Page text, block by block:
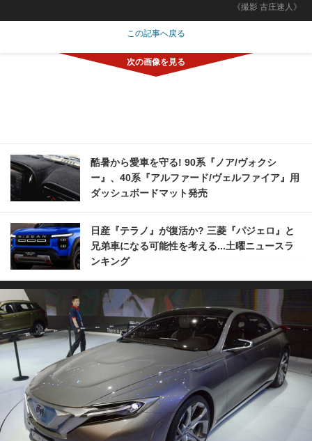
《撮影 古庄速人》
この記事へ戻る
酷暑から愛車を守る! 90系『ノア/ヴォクシ
ー』、40系『アルファード/ヴェルファイア』用
ダッシュボードマット発売
日産『テラノ』が復活か? 三菱『パジェロ』と
兄弟車になる可能性を考える...土曜ニュースラ
ンキング